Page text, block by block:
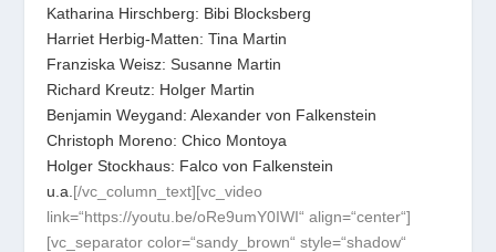
Katharina Hirschberg: Bibi Blocksberg
Harriet Herbig-Matten: Tina Martin
Franziska Weisz: Susanne Martin
Richard Kreutz: Holger Martin
Benjamin Weygand: Alexander von Falkenstein
Christoph Moreno: Chico Montoya
Holger Stockhaus: Falco von Falkenstein
u.a. [/vc_column_text][vc_video
link=“https://youtu.be/oRe9umY0IWI“ align=“center“]
[vc_separator color=“sandy_brown“ style=“shadow“